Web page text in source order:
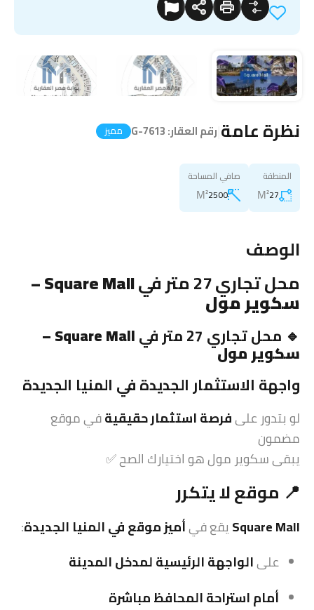
نظرة عامة رقم العقار:G-7613 مميز
المنطقة
27
M²
صافي المساحة
2500
M²
الوصف
محل تجاري 27 متر في
Square Mall –
سكوير مول
🔹 محل تجاري 27 متر في Square Mall –
سكوير مول
واجهة الاستثمارالجديدة في المنيا الجديدة
لو بتدور علىفرصةاستثمارحقيقيةفي موقع
مضمون
يبقى سكوير مول هو اختيارك الصح ✅
📍 موقعلا يتكرر
Square Mall يقع فيأميز موقع في المنيا الجديدة:
علىالواجهة الرئيسية لمدخل المدينة
أمام استراحة المحافظ مباشرة